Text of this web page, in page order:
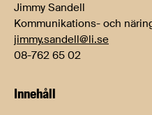
Jimmy Sandell
Kommunikations- och
jimmy.sandell@li.se
08-762 65 02
Innehåll